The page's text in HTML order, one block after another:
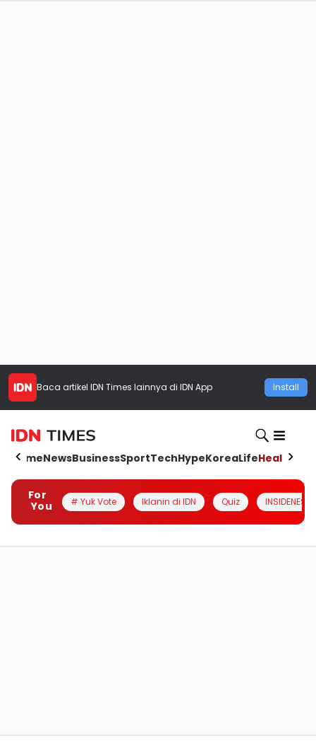
Baca artikel IDN Times lainnya di IDN App Install
HomeNewsBusinessSportTechHypeKoreaLifeHealth
For
You
# Yuk Vote Iklanin di IDN Quiz INSIDENESIA